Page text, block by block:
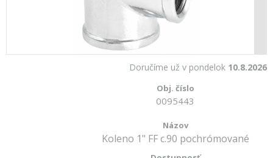
Doručíme už v pondelok 10.8.2026
0095443
Koleno 1" FF c.90 pochrómované